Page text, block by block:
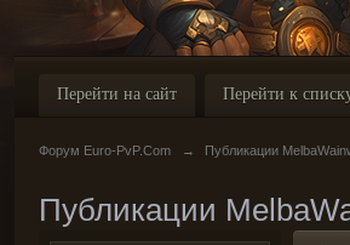
Перейти на сайт Перейти к
Форум Euro-PvP.Com → Публикации
Публикации